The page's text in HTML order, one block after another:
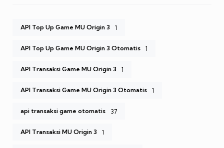
API Top Up Game MU Origin 3 1
API Top Up Game MU Origin 3 Otomatis 1
API Transaksi Game MU Origin 3 1
API Transaksi Game MU Origin 3 Otomatis 1
api transaksi game otomatis 37
API Transaksi MU Origin 3 1